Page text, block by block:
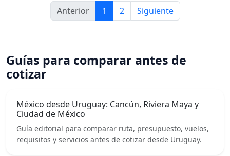
Anterior 1 2 Siguiente
Guías para comparar antes de
cotizar
México desde Uruguay: Cancún, Riviera Maya y
Ciudad de México
Guía editorial para comparar ruta, presupuesto, vuelos,
requisitos y servicios antes de cotizar desde Uruguay.